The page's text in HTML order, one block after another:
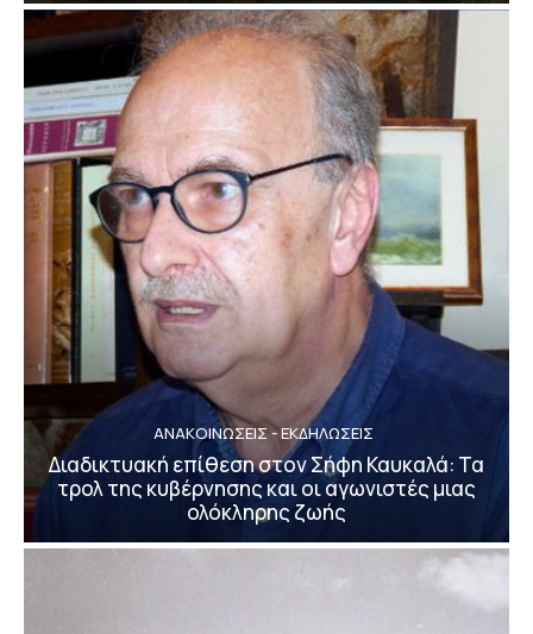
ΑΝΑΚΟΙΝΩΣΕΙΣ - ΕΚΔΗΛΩΣΕΙΣ
Διαδικτυακή επίθεση στον Σήφη Καυκαλά: Τα
τρολ της κυβέρνησης και οι αγωνιστές μιας
ολόκληρης ζωής